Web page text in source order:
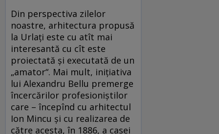
Din perspectiva zilelor
noastre, arhitectura propusă
la Urlaţi este cu atît mai
interesantă cu cît este
proiectată şi executată de un
„amator“. Mai mult, iniţiativa
lui Alexandru Bellu premerge
încercărilor profesioniştilor
care – începînd cu arhitectul
Ion Mincu şi cu realizarea de
către acesta, în 1886, a casei